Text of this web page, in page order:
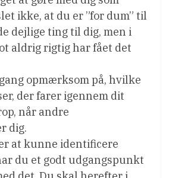
ikke, at du er ”for dum” til
dejlige ting til dig, men i
aldrig rigtig har fået det
opmærksom på, hvilke
der farer igennem dit
når andre
dig.
at kunne identificere
du et godt udgangspunkt